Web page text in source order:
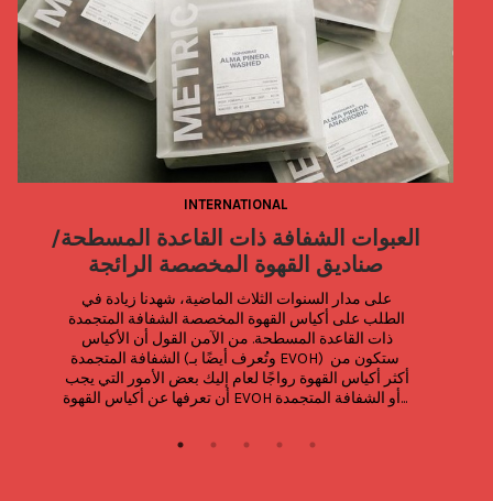
INTERNATIONAL
العبوات الشفافة ذات القاعدة المسطحة/
صناديق القهوة المخصصة الرائجة
الشفافة المتجمدة (وتُعرف أيضًا بـ EVOH) ستكون من
أن تعرفها عن أكياس القهوة EVOH أو الشفافة المتجمدة...